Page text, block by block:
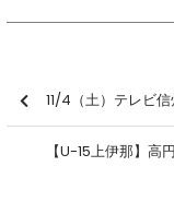
11/4（土）テレビ信